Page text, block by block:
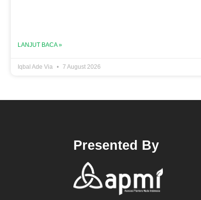
LANJUT BACA »
Iqbal Ade Via 7 August 2026
Presented By